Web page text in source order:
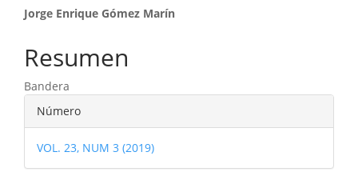
Contenido
principal
del
artículo
Jorge Enrique Gómez Marín
Resumen
Bandera
Detalles
del
artículo
Número
VOL. 23, NUM 3 (2019)